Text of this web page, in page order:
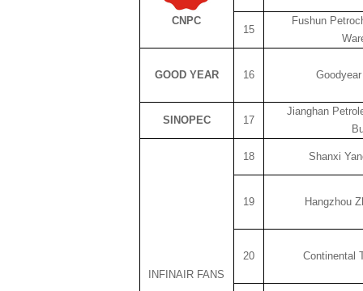
CNPC
15
Fushun
GOOD YEAR 16
SINOPEC 17
Jianghan
INFINAIR FANS
18 Shanxi
19 Hangzhou
20 Continental